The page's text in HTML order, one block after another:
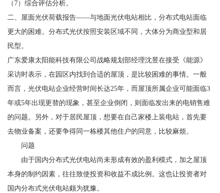
（7）综合评估分析。
二、屋面光伏荷载报告——与地面光伏电站相比，分布式电站面临
更大的困难。分布式光伏按照安装区域不同，大体分为商业型和居
民型。
广东爱康太阳能科技有限公司战略规划部经理沈昱在接受《能源》
采访时表示，在园区内找到合适的屋顶，是比较困难的事情。一般
而言，光伏电站企业经营时间长达25年，而屋顶所属企业可能面临3
年或5年出现更替的现象，甚至企业倒闭，则面临发出来的电销售难
的问题。另外，对于居民屋顶，想要在自己家楼上装电站，首先要
去物业备案，还要争得同一栋楼其他住户的同意，比较麻烦。
问题
由于国内分布式光伏电站尚未形成有效的盈利模式，加之屋顶
本身的制约因素，往往致使投资和收益不成比例。这也让投资者对
国内分布式光伏电站颇为犹豫。